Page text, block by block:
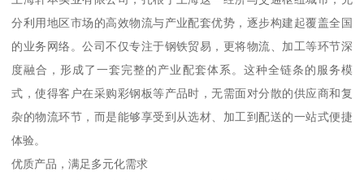
分利用地区市场的高效物流与产业配套优势，逐步构建起覆盖全国
的业务网络。公司不仅专注于钢铁贸易，更将物流、加工等环节深
度融合，形成了一套完整的产业配套体系。这种全链条的服务模
式，使得客户在采购彩钢板等产品时，无需面对分散的供应商和复
杂的物流环节，而是能够享受到从选材、加工到配送的一站式便捷
体验。
优质产品，满足多元化需求